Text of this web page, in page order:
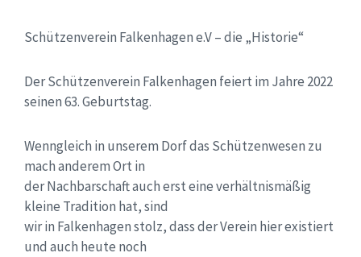
Schützenverein Falkenhagen e.V – die „Historie“
Der Schützenverein Falkenhagen feiert im Jahre 2022
seinen 63. Geburtstag.
Wenngleich in unserem Dorf das Schützenwesen zu
mach anderem Ort in
der Nachbarschaft auch erst eine verhältnismäßig
kleine Tradition hat, sind
wir in Falkenhagen stolz, dass der Verein hier existiert
und auch heute noch